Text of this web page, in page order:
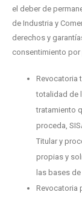
el deber de
de Industria y
derechos y
consentimiento por
Revocatoria
totalidad de
tratamiento
proceda,
Titular y
propias y
las bases
Revocatoria